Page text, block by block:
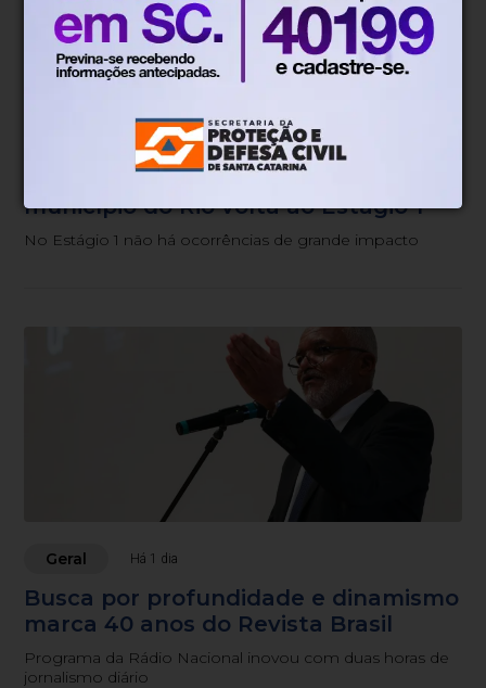
Há 1 dia
Ventos diminuem de intensidade e
município do Rio volta ao Estágio 1
No Estágio 1 não há ocorrências de grande impacto
Geral Há 1 dia
Busca por profundidade e dinamismo
marca 40 anos do Revista Brasil
Programa da Rádio Nacional inovou com duas horas de
jornalismo diário